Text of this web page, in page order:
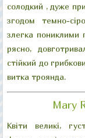
солодкий , дуже
згодом темно-
злегка пониклими
рясно,
стійкий до
витка троянда.
Mary
Квіти великі,